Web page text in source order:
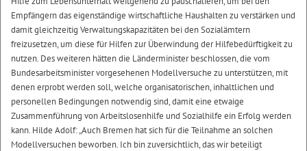
Empfängern das eigenständige wirtschaftliche Haushalten zu verstärken und
damit gleichzeitig Verwaltungskapazitäten bei den Sozialämtern
freizusetzen, um diese für Hilfen zur Überwindung der Hilfebedürftigkeit zu
nutzen. Des weiteren hätten die Länderminister beschlossen, die vom
Bundesarbeitsminister vorgesehenen Modellversuche zu unterstützen, mit
denen erprobt werden soll, welche organisatorischen, inhaltlichen und
personellen Bedingungen notwendig sind, damit eine etwaige
Zusammenführung von Arbeitslosenhilfe und Sozialhilfe ein Erfolg werden
kann. Hilde Adolf: „Auch Bremen hat sich für die Teilnahme an solchen
Modellversuchen beworben. Ich bin zuversichtlich, das wir beteiligt